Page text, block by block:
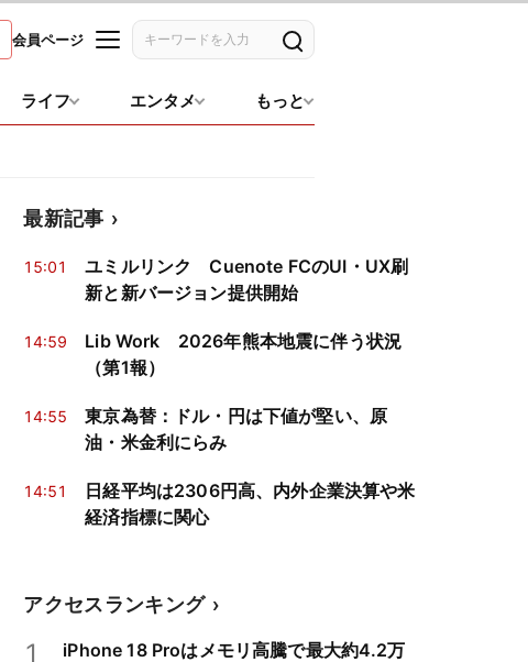
会員ページ
記事を検索
ライフ エンタメ もっと
最新記事
15:01
ユミルリンク Cuenote FCのUI・UX刷
新と新バージョン提供開始
14:59
Lib Work 2026年熊本地震に伴う状況
（第1報）
14:55
東京為替：ドル・円は下値が堅い、原
油・米金利にらみ
14:51
日経平均は2306円高、内外企業決算や米
経済指標に関心
アクセスランキング
1
iPhone 18 Proはメモリ高騰で最大約4.2万